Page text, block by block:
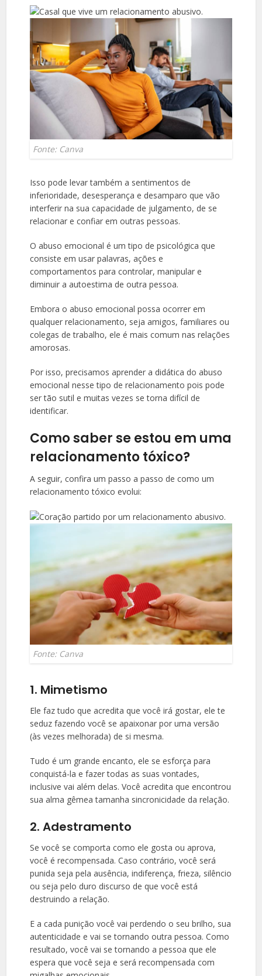
Fonte: Canva
Isso pode levar também a sentimentos de
inferioridade, desesperança e desamparo que vão
interferir na sua capacidade de julgamento, de se
relacionar e confiar em outras pessoas.
O abuso emocional é um tipo de psicológica que
consiste em usar palavras, ações e
comportamentos para controlar, manipular e
diminuir a autoestima de outra pessoa.
Embora o abuso emocional possa ocorrer em
qualquer relacionamento, seja amigos, familiares ou
colegas de trabalho, ele é mais comum nas relações
amorosas.
Por isso, precisamos aprender a didática do abuso
emocional nesse tipo de relacionamento pois pode
ser tão sutil e muitas vezes se torna difícil de
identificar.
Como saber se estou em uma
relacionamento tóxico?
A seguir, confira um passo a passo de como um
relacionamento tóxico evolui:
Fonte: Canva
1. Mimetismo
Ele faz tudo que acredita que você irá gostar, ele te
seduz fazendo você se apaixonar por uma versão
(às vezes melhorada) de si mesma.
Tudo é um grande encanto, ele se esforça para
conquistá-la e fazer todas as suas vontades,
inclusive vai além delas. Você acredita que encontrou
sua alma gêmea tamanha sincronicidade da relação.
2. Adestramento
Se você se comporta como ele gosta ou aprova,
você é recompensada. Caso contrário, você será
punida seja pela ausência, indiferença, frieza, silêncio
ou seja pelo duro discurso de que você está
destruindo a relação.
E a cada punição você vai perdendo o seu brilho, sua
autenticidade e vai se tornando outra pessoa. Como
resultado, você vai se tornando a pessoa que ele
espera que você seja e será recompensada com